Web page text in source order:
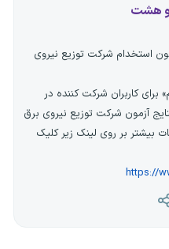
و هشت
نتایج آزمون استخدام شرکت توزیع نیروی
کاربران شرکت کننده در
آزمون شرکت توزیع نیروی برق
بیشتر بر روی لینک زیر کلیک
https://